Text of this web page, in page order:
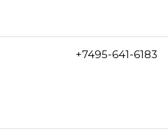
+7495-641-6183